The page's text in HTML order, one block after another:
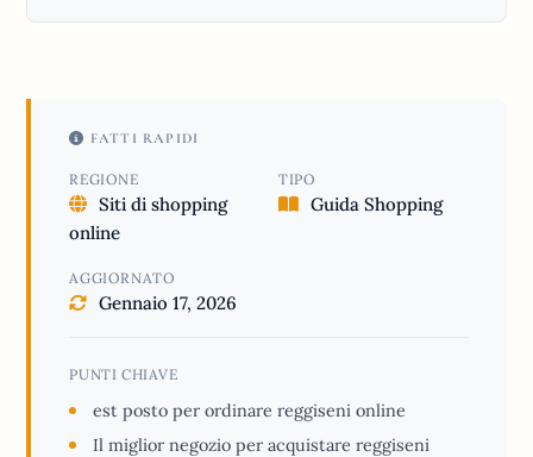
FATTI RAPIDI
REGIONE
Siti di shopping
online
TIPO
Guida Shopping
AGGIORNATO
Gennaio 17, 2026
PUNTI CHIAVE
est posto per ordinare reggiseni online
Il miglior negozio per acquistare reggiseni